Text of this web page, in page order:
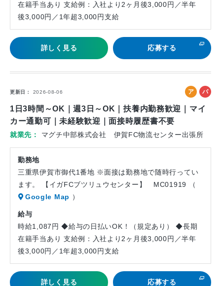
在籍手当あり 支給例：入社より2ヶ月後3,000円／半年
後3,000円／1年超3,000円支給
詳しく見る 応募する
更新日 2026-08-06
ア
ト
パ
ー
1日3時間～OK｜週3日～OK｜扶養内勤務歓迎｜マイ
カー通勤可｜未経験歓迎｜面接時履歴書不要
就業先 マグチ中部株式会社 伊賀FC物流センター出張所
勤務地
三重県伊賀市御代1番地 ※面接は勤務地で随時行ってい
ます。 【イガFCブツリュウセンター】 MC01919 （
Google Map ）
給与
時給1,087円 ◆給与の日払いOK！（規定あり） ◆長期
在籍手当あり 支給例：入社より2ヶ月後3,000円／半年
後3,000円／1年超3,000円支給
詳しく見る 応募する